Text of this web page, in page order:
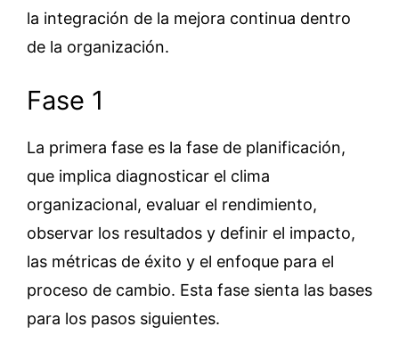
la integración de la mejora continua dentro
de la organización.
Fase 1
La primera fase es la fase de planificación,
que implica diagnosticar el clima
organizacional, evaluar el rendimiento,
observar los resultados y definir el impacto,
las métricas de éxito y el enfoque para el
proceso de cambio. Esta fase sienta las bases
para los pasos siguientes.